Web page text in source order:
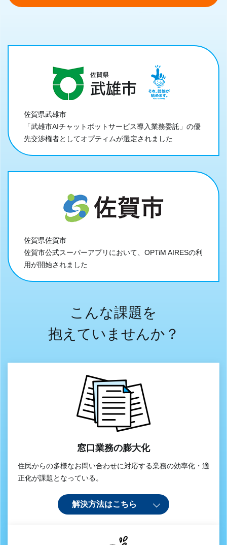
佐賀県武雄市
「武雄市AIチャットボットサービス導入業務委託」の優
先交渉権者としてオプティムが選定されました
佐賀県佐賀市
佐賀市公式スーパーアプリにおいて、OPTiM AIRESの利
用が開始されました
こんな課題を
抱えていませんか？
窓口業務の膨大化
住民からの多様なお問い合わせに対応する業務の効率化・適
正化が課題となっている。
解決方法はこちら